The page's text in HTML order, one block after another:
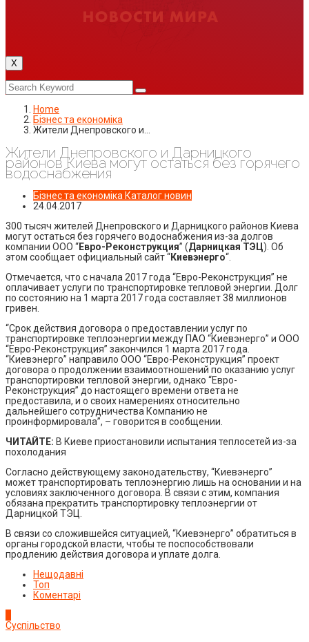
X
Home
Бізнес та економіка
Жители Днепровского и…
Жители Днепровского и Дарницкого
районов Киева могут остаться без горячего
водоснабжения
Бізнес та економіка Каталог новин
24.04.2017
300 тысяч жителей Днепровского и Дарницкого районов Киева
могут остаться без горячего водоснабжения из-за долгов
компании ООО “Евро-Реконструкция” (Дарницкая ТЭЦ). Об
этом сообщает официальный сайт “Киевэнерго“.
Отмечается, что с начала 2017 года “Евро-Реконструкция” не
оплачивает услуги по транспортировке тепловой энергии. Долг
по состоянию на 1 марта 2017 года составляет 38 миллионов
гривен.
“Срок действия договора о предоставлении услуг по
транспортировке теплоэнергии между ПАО “Киевэнерго” и ООО
“Евро-Реконструкция” закончился 1 марта 2017 года.
“Киевэнерго” направило ООО “Евро-Реконструкция” проект
договора о продолжении взаимоотношений по оказанию услуг
транспортировки тепловой энергии, однако “Евро-
Реконструкция” до настоящего времени ответа не
предоставила, и о своих намерениях относительно
дальнейшего сотрудничества Компанию не
проинформировала”, – говорится в сообщении.
ЧИТАЙТЕ: В Киеве приостановили испытания теплосетей из-за
похолодания
Согласно действующему законодательству, “Киевэнерго”
может транспортировать теплоэнергию лишь на основании и на
условиях заключенного договора. В связи с этим, компания
обязана прекратить транспортировку теплоэнергии от
Дарницкой ТЭЦ.
В связи со сложившейся ситуацией, “Киевэнерго” обратиться в
органы городской власти, чтобы те поспособствовали
продлению действия договора и уплате долга.
Нещодавні
Топ
Коментарі
Суспільство